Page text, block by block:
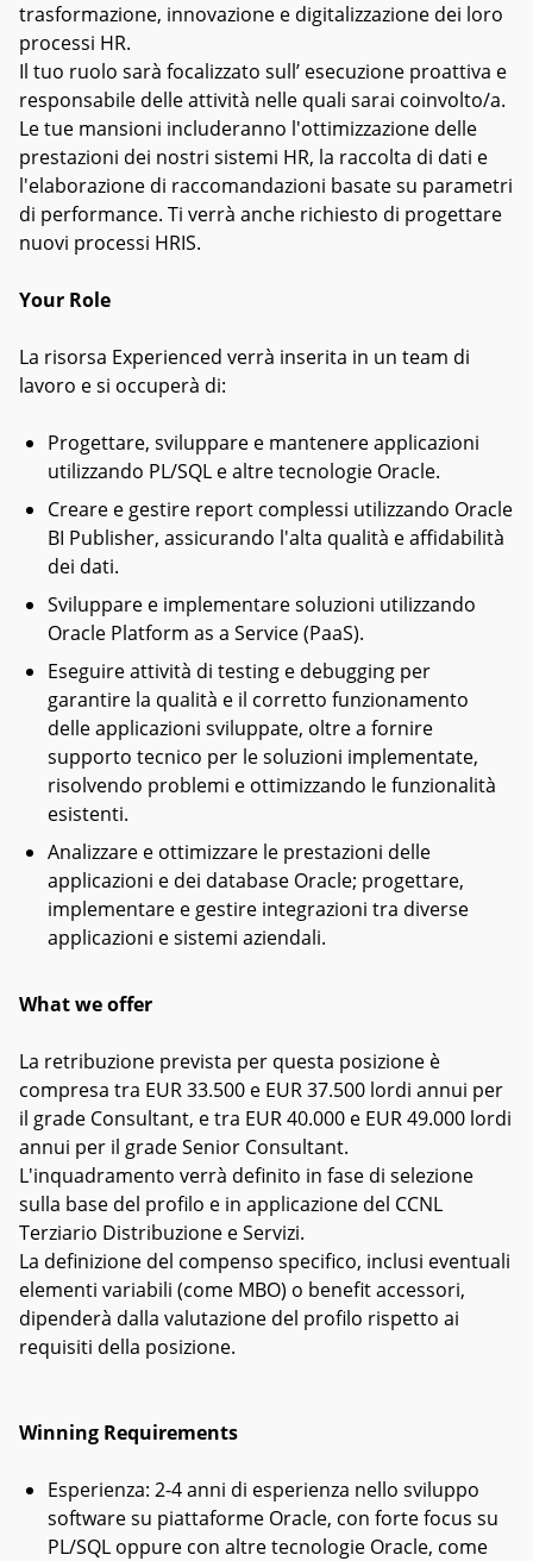
trasformazione, innovazione e digitalizzazione dei loro
processi HR.
Il tuo ruolo sarà focalizzato sull’ esecuzione proattiva e
responsabile delle attività nelle quali sarai coinvolto/a.
Le tue mansioni includeranno l'ottimizzazione delle
prestazioni dei nostri sistemi HR, la raccolta di dati e
l'elaborazione di raccomandazioni basate su parametri
di performance. Ti verrà anche richiesto di progettare
nuovi processi HRIS.
Your Role
La risorsa Experienced verrà inserita in un team di
lavoro e si occuperà di:
Progettare, sviluppare e mantenere applicazioni
utilizzando PL/SQL e altre tecnologie Oracle.
Creare e gestire report complessi utilizzando Oracle
BI Publisher, assicurando l'alta qualità e affidabilità
dei dati.
Sviluppare e implementare soluzioni utilizzando
Oracle Platform as a Service (PaaS).
Eseguire attività di testing e debugging per
garantire la qualità e il corretto funzionamento
delle applicazioni sviluppate, oltre a fornire
supporto tecnico per le soluzioni implementate,
risolvendo problemi e ottimizzando le funzionalità
esistenti.
Analizzare e ottimizzare le prestazioni delle
applicazioni e dei database Oracle; progettare,
implementare e gestire integrazioni tra diverse
applicazioni e sistemi aziendali.
What we offer
La retribuzione prevista per questa posizione è
compresa tra EUR 33.500 e EUR 37.500 lordi annui per
il grade Consultant, e tra EUR 40.000 e EUR 49.000 lordi
annui per il grade Senior Consultant.
L'inquadramento verrà definito in fase di selezione
sulla base del profilo e in applicazione del CCNL
Terziario Distribuzione e Servizi.
La definizione del compenso specifico, inclusi eventuali
elementi variabili (come MBO) o benefit accessori,
dipenderà dalla valutazione del profilo rispetto ai
requisiti della posizione.
Winning Requirements
Esperienza: 2-4 anni di esperienza nello sviluppo
software su piattaforme Oracle, con forte focus su
PL/SQL oppure con altre tecnologie Oracle, come